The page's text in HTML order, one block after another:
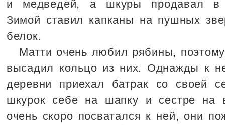
и медведей, а шкуры продавал в
Зимой ставил капканы на пушных
белок.
Матти очень любил рябины,
высадил кольцо из них. Однажды к
деревни приехал батрак со своей
шкурок себе на шапку и сестре на
очень скоро посватался к ней, они